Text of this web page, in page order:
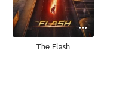
The Flash